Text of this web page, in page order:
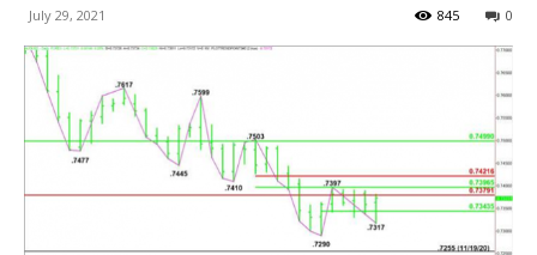
July 29, 2021 0
845